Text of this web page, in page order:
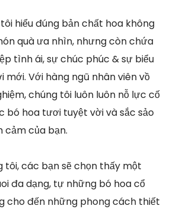
tôi hiểu đúng bản chất hoa không
quà ưa nhìn, nhưng còn chứa
tình ái, sự chúc phúc & sự biểu
Với hàng ngũ nhân viên vồ
chúng tôi luôn luôn nỗ lực cố
bó hoa tươi tuyệt vời và sắc sảo
cảm của bạn.
tôi, các bạn sẽ chọn thấy một
đa dạng, tự những bó hoa cổ
cho đến những phong cách thiết